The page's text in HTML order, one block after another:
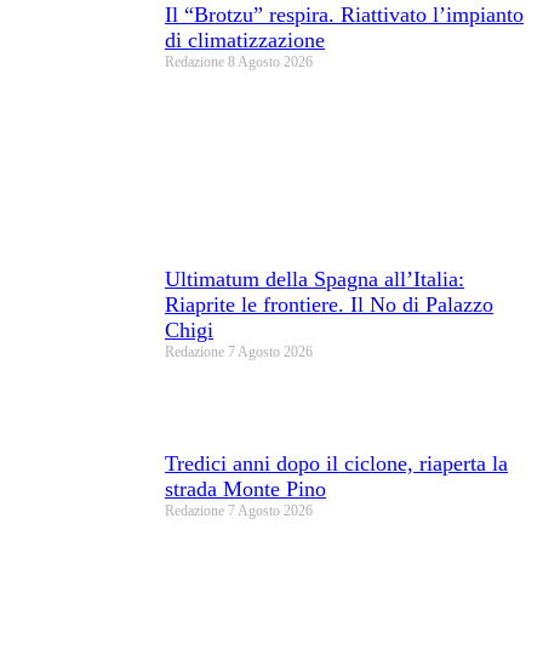
Il “Brotzu” respira. Riattivato l’impianto
di climatizzazione
Redazione 8 Agosto 2026
Ultimatum della Spagna all’Italia:
Riaprite le frontiere. Il No di Palazzo
Chigi
Redazione 7 Agosto 2026
Tredici anni dopo il ciclone, riaperta la
strada Monte Pino
Redazione 7 Agosto 2026